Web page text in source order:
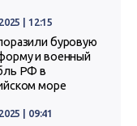
| 12:15
буровую
и военный
РФ в
море
| 09:41